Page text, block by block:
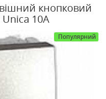
кнопковий
Unica 10А
Популярний